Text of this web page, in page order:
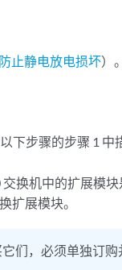
防止静电放电损坏）。
下步骤的步骤 1 中
换机中的扩展模
扩展模块。
们，必须单独订购